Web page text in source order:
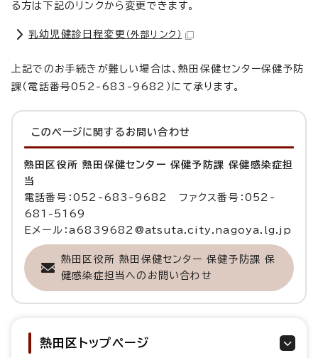
る方は下記のリンクから変更できます。
乳幼児健診日程変更 （外部リンク）
上記でのお手続きが難しい場合は、熱田保健センター保健予防
課（電話番号052-683-9682）にて承ります。
このページに関する お問い合わせ
熱田区役所 熱田保健センター 保健予防課 保健感染症担
当
電話番号：052-683-9682 ファクス番号：052-
681-5169
Eメール：a6839682@atsuta.city.nagoya.lg.jp
熱田区役所 熱田保健センター 保健予防課 保
健感染症担当へのお問い合わせ
熱田区トップページ